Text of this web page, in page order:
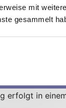
mit
gesammelt
drei
erfolgt in